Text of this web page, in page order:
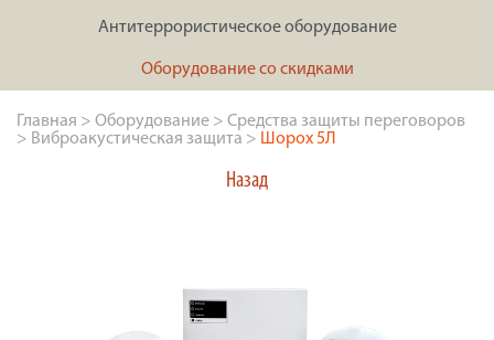
Антитеррористическое оборудование
Оборудование со скидками
Главная > Оборудование > Средства защиты переговоров
> Виброакустическая защита > Шорох 5Л
Назад